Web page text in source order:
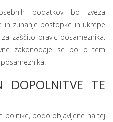
podatkov bo zveza
in zunanje postopke in ukrepe
zaščito pravic posameznika.
zakonodaje se bo o tem
DOPOLNITVE TE
politike, bodo objavljene na tej